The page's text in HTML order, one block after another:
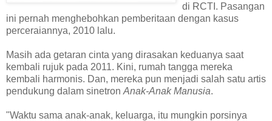
di RCTI. Pasangan
ini pernah menghebohkan pemberitaan dengan kasus
perceraiannya, 2010 lalu.
Masih ada getaran cinta yang dirasakan keduanya saat
kembali rujuk pada 2011. Kini, rumah tangga mereka
kembali harmonis. Dan, mereka pun menjadi salah satu artis
pendukung dalam sinetron Anak-Anak Manusia.
"Waktu sama anak-anak, keluarga, itu mungkin porsinya